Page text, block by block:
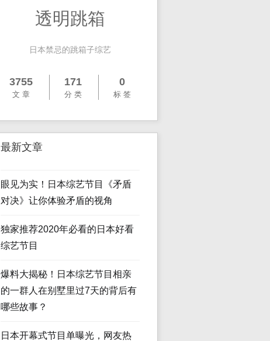
透明跳箱
日本禁忌的跳箱子综艺
3755
文 章
171
分 类
0
标 签
最新文章
眼见为实！日本综艺节目《矛盾
对决》让你体验矛盾的视角
独家推荐2020年必看的日本好看
综艺节目
爆料大揭秘！日本综艺节目相亲
的一群人在别墅里过7天的背后有
哪些故事？
日本开幕式节目单曝光，网友热